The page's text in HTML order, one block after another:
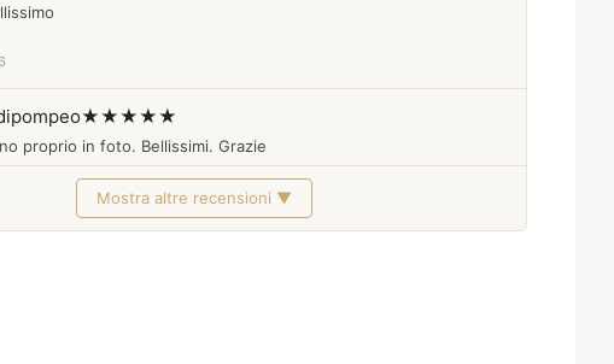
★★★★★
proprio in foto. Bellissimi. Grazie
Mostra altre recensioni ▼